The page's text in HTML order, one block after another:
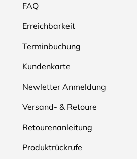
FAQ
Erreichbarkeit
Terminbuchung
Kundenkarte
Newletter Anmeldung
Versand- & Retoure
Retourenanleitung
Produktrückrufe